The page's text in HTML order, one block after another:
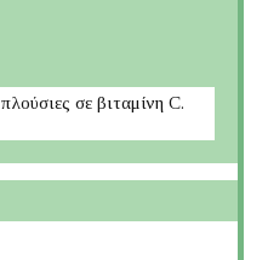
σε βιταμίνη C.